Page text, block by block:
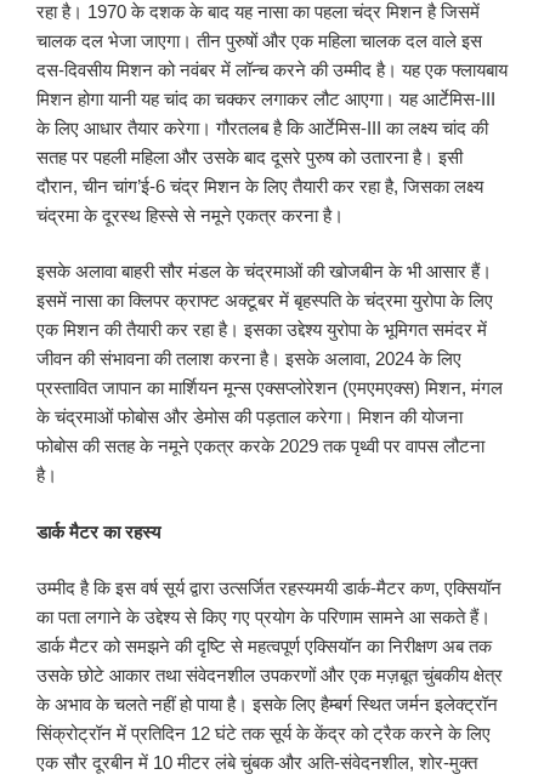
रहा है। 1970 के दशक के बाद यह नासा का पहला चंद्र मिशन है जिसमें
चालक दल भेजा जाएगा। तीन पुरुषों और एक महिला चालक दल वाले इस
दस-दिवसीय मिशन को नवंबर में लॉन्च करने की उम्मीद है। यह एक फ्लायबाय
मिशन होगा यानी यह चांद का चक्कर लगाकर लौट आएगा। यह आर्टेमिस-III
के लिए आधार तैयार करेगा। गौरतलब है कि आर्टेमिस-III का लक्ष्य चांद की
सतह पर पहली महिला और उसके बाद दूसरे पुरुष को उतारना है। इसी
दौरान, चीन चांग’ई-6 चंद्र मिशन के लिए तैयारी कर रहा है, जिसका लक्ष्य
चंद्रमा के दूरस्थ हिस्से से नमूने एकत्र करना है।
इसके अलावा बाहरी सौर मंडल के चंद्रमाओं की खोजबीन के भी आसार हैं।
इसमें नासा का क्लिपर क्राफ्ट अक्टूबर में बृहस्पति के चंद्रमा युरोपा के लिए
एक मिशन की तैयारी कर रहा है। इसका उद्देश्य युरोपा के भूमिगत समंदर में
जीवन की संभावना की तलाश करना है। इसके अलावा, 2024 के लिए
प्रस्तावित जापान का मार्शियन मून्स एक्सप्लोरेशन (एमएमएक्स) मिशन, मंगल
के चंद्रमाओं फोबोस और डेमोस की पड़ताल करेगा। मिशन की योजना
फोबोस की सतह के नमूने एकत्र करके 2029 तक पृथ्वी पर वापस लौटना
है।
डार्क मैटर का रहस्य
उम्मीद है कि इस वर्ष सूर्य द्वारा उत्सर्जित रहस्यमयी डार्क-मैटर कण, एक्सियॉन
का पता लगाने के उद्देश्य से किए गए प्रयोग के परिणाम सामने आ सकते हैं।
डार्क मैटर को समझने की दृष्टि से महत्वपूर्ण एक्सियॉन का निरीक्षण अब तक
उसके छोटे आकार तथा संवेदनशील उपकरणों और एक मज़बूत चुंबकीय क्षेत्र
के अभाव के चलते नहीं हो पाया है। इसके लिए हैम्बर्ग स्थित जर्मन इलेक्ट्रॉन
सिंक्रोट्रॉन में प्रतिदिन 12 घंटे तक सूर्य के केंद्र को ट्रैक करने के लिए
एक सौर दूरबीन में 10 मीटर लंबे चुंबक और अति-संवेदनशील, शोर-मुक्त